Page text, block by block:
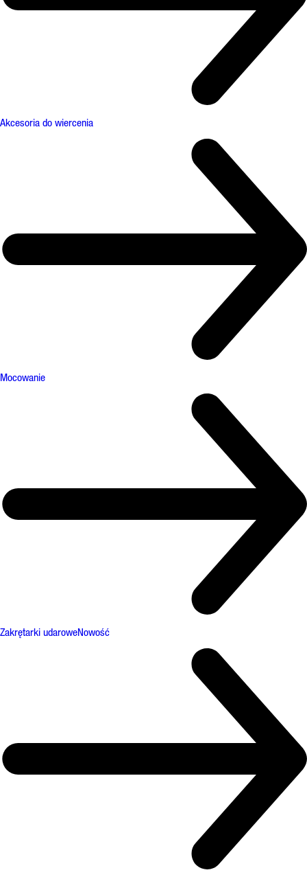
Akcesoria do wiercenia
Mocowanie
Zakrętarki udaroweNowość